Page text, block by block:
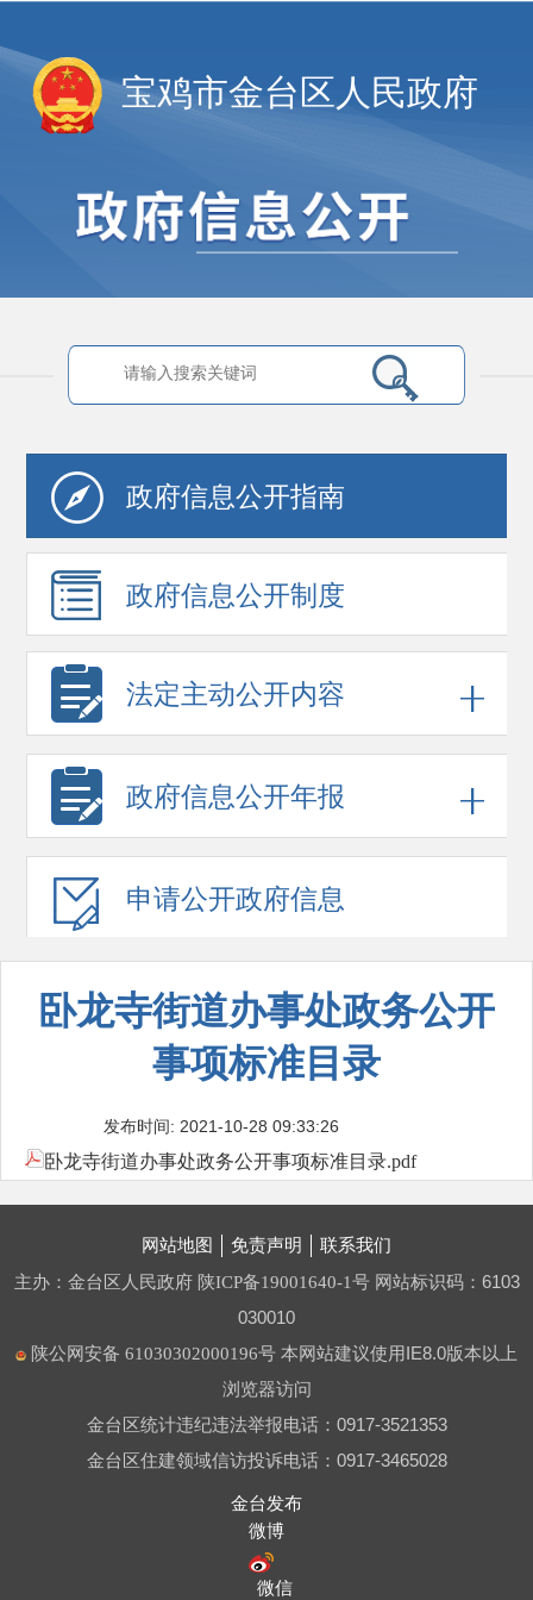
宝鸡市金台区人民政府
政府信息公开指南
政府信息公开制度
法定主动公开内容
政府信息公开年报
申请公开政府信息
卧龙寺街道办事处政务公开
事项标准目录
发布时间: 2021-10-28 09:33:26
卧龙寺街道办事处政务公开事项标准目录.pdf
网站地图 免责声明 联系我们
主办：金台区人民政府 陕ICP备19001640-1号 网站标识码：6103
030010
陕公网安备 61030302000196号 本网站建议使用IE8.0版本以上
浏览器访问
金台区统计违纪违法举报电话：0917-3521353
金台区住建领域信访投诉电话：0917-3465028
金台发布
微博
微信